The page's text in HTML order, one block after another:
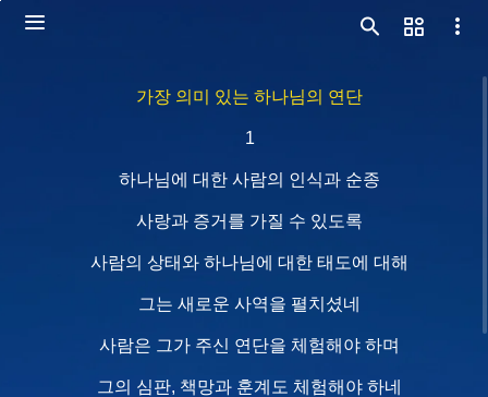
가장 의미 있는 하나님의 연단
1
하나님에 대한 사람의 인식과 순종
사랑과 증거를 가질 수 있도록
사람의 상태와 하나님에 대한 태도에 대해
그는 새로운 사역을 펼치셨네
사람은 그가 주신 연단을 체험해야 하며
그의 심판, 책망과 훈계도 체험해야 하네